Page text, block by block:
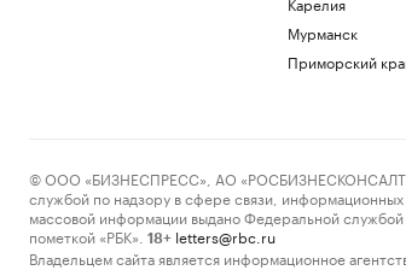
Мурманск
Приморский
© ООО «БИЗНЕСПРЕСС», АО
службой по надзору в сфере связи,
массовой информации выдано Федеральной
пометкой «РБК».
18+ letters@rbc.ru
Владельцем сайта является информационное